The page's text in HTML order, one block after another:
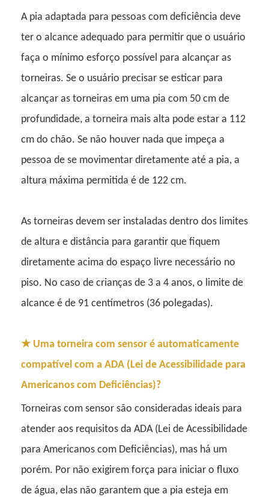
A pia adaptada para pessoas com deficiência deve
ter o alcance adequado para permitir que o usuário
faça o mínimo esforço possível para alcançar as
torneiras. Se o usuário precisar se esticar para
alcançar as torneiras em uma pia com 50 cm de
profundidade, a torneira mais alta pode estar a 112
cm do chão. Se não houver nada que impeça a
pessoa de se movimentar diretamente até a pia, a
altura máxima permitida é de 122 cm.
As torneiras devem ser instaladas dentro dos limites
de altura e distância para garantir que fiquem
diretamente acima do espaço livre necessário no
piso. No caso de crianças de 3 a 4 anos, o limite de
alcance é de 91 centímetros (36 polegadas).
★ Uma torneira com sensor é automaticamente
compatível com a ADA (Lei de Acessibilidade para
Americanos com Deficiências)?
Torneiras com sensor são consideradas ideais para
atender aos requisitos da ADA (Lei de Acessibilidade
para Americanos com Deficiências), mas há um
porém. Por não exigirem força para iniciar o fluxo
de água, elas não garantem que a pia esteja em